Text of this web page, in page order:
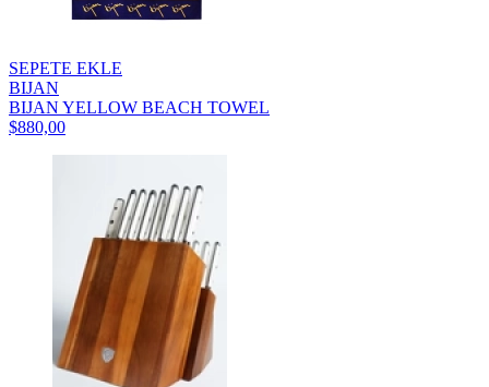
SEPETE EKLE
BIJAN
BIJAN YELLOW BEACH TOWEL
$880,00